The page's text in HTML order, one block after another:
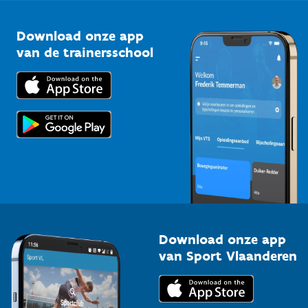
Bedrijven
Trainers en begeleiders
Topsporters
Vlaamse Trainersschool
Kennisplatform
Downloads
Voor de pers
Download onze app
van de trainersschool
Download onze app
van Sport Vlaanderen